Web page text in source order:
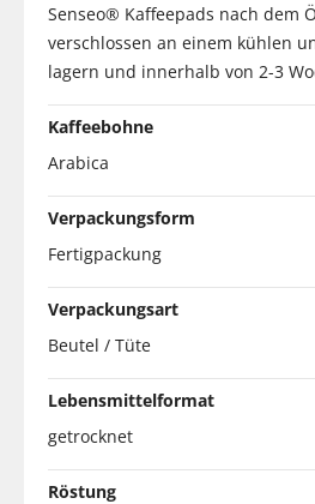
Senseo® Kaffeepads nach dem
verschlossen an einem kühlen
lagern und innerhalb von 2-3
Kaffeebohne
Arabica
Verpackungsform
Fertigpackung
Verpackungsart
Beutel / Tüte
Lebensmittelformat
getrocknet
Röstung